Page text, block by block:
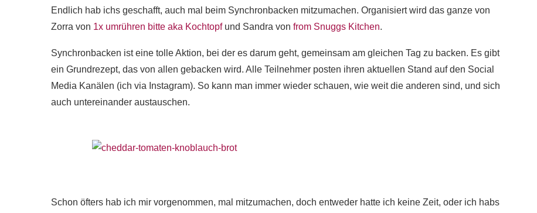
Endlich hab ichs geschafft, auch mal beim Synchronbacken mitzumachen. Organisiert wird das ganze von
Zorra von 1x umrühren bitte aka Kochtopfund Sandra von from Snuggs Kitchen.
Synchronbacken ist eine tolle Aktion, bei der es darum geht, gemeinsam am gleichen Tag zu backen. Es gibt
ein Grundrezept, das von allen gebacken wird. Alle Teilnehmer posten ihren aktuellen Stand auf den Social
Media Kanälen (ich via Instagram). So kann man immer wieder schauen, wie weit die anderen sind, und sich
auch untereinander austauschen.
Schon öfters hab ich mir vorgenommen, mal mitzumachen, doch entweder hatte ich keine Zeit, oder ich habs